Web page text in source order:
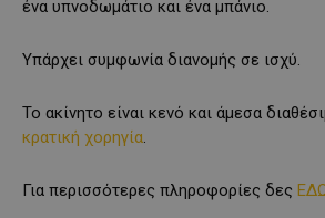
ένα υπνοδωμάτιο και ένα μπάνιο.
Υπάρχει συμφωνία διανομής σε ισχύ.
Το ακίνητο είναι κενό και άμεσα
κρατική χορηγία
Για περισσότερες πληροφορίες δες